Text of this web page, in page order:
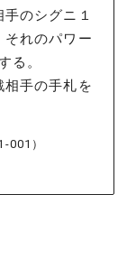
のシグニ１
れのパワー
る。
相手の手札を
001）